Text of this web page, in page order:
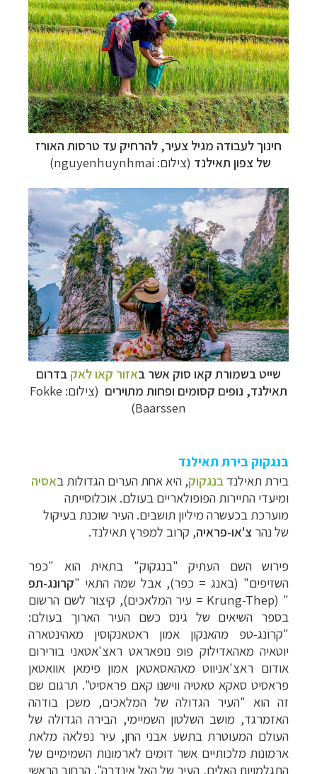
חינוך לעבודה מגיל צעיר, להרחיק עד טרסות האורז
של צפון תאילנד (צילום: nguyenhuynhmai)
שייט בשמורת קאו סוק אשר באזור קאו לאק בדרום
תאילנד, נופים קסומים ופחות מתוירים
(צילום: Fokke
Baarssen)
בנגקוק בירת תאילנד
בירת תאילנד בנגקוק, היא אחת הערים הגדולות באסיה
ומיעדי התיירות הפופולאריים בעולם. אוכלוסייתה
מוערכת בכעשרה מיליון תושבים. העיר שוכנת בעיקול
של נהר צ'או-פראיה, קרוב למפרץ תאילנד.
פירוש השם העתיק "בנגקוק" בתאית הוא "כפר
השזיפים" (באנג = כפר), אבל שמה התאי "קרונג-תפ
" (
Krung-Thep = עיר המלאכים), קיצור לשם הרשום
בספר השיאים של גינס כשם העיר הארוך בעולם:
"קרונג-טפ מהאנקון אמון ראטאנקוסין מאהינטארה
יוטאיה מאהאדילוק פופ נופאראט ראצ'אטאני בורירום
אודום ראצ'אניווט מאהאסאטאן אמון פימאן אוואטאן
פראסיט סאקא טאטיה ווישנו קאם פראסיט". תרגום שם
זה הוא "העיר הגדולה של המלאכים, משכן בודהה
האזמרגד, מושב השלטון השמיימי, הבירה הגדולה של
העולם המעוטרת בתשע אבני החן, עיר נפלאה מלאת
ארמונות מלכותיים אשר דומים לארמונות השמימיים של
התגלמויות האלים, העיר של האל אינדרה". הרחוב הראשי